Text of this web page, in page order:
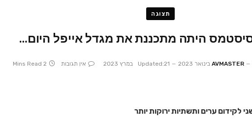
תצוגה
היתה מתכננת את מגדל אייפל היום…
Updated:21 במרץ 2023 אין תגובות 2 Mins Read
ערים ותשתיות ירוקות יותר